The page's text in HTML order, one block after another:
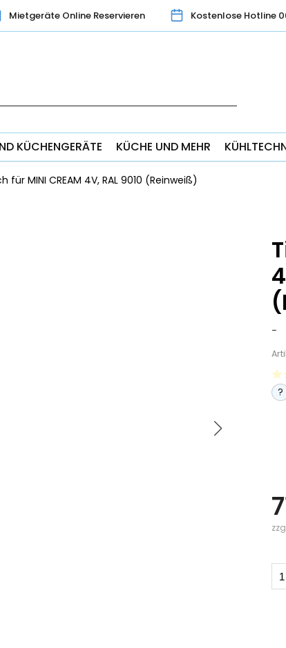
Mietgeräte Online Reservieren Kostenlose Hotline
KÜCHENGERÄTE KÜCHE UND MEHR
für MINI CREAM 4V, RAL 9010 (Reinweiß)
-
?